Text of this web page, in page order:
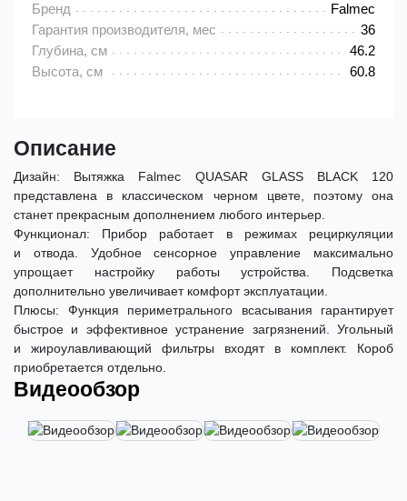
Бренд
Falmec
Гарантия производителя, мес
36
Глубина, см
46.2
Высота, см
60.8
Описание
Дизайн: Вытяжка Falmec QUASAR GLASS BLACK 120
представлена в классическом черном цвете, поэтому она
станет прекрасным дополнением любого интерьер.
Функционал: Прибор работает в режимах рециркуляции
и отвода. Удобное сенсорное управление максимально
упрощает настройку работы устройства. Подсветка
дополнительно увеличивает комфорт эксплуатации.
Плюсы: Функция периметрального всасывания гарантирует
быстрое и эффективное устранение загрязнений. Угольный
и жироулавливающий фильтры входят в комплект. Короб
приобретается отдельно.
Видеообзор